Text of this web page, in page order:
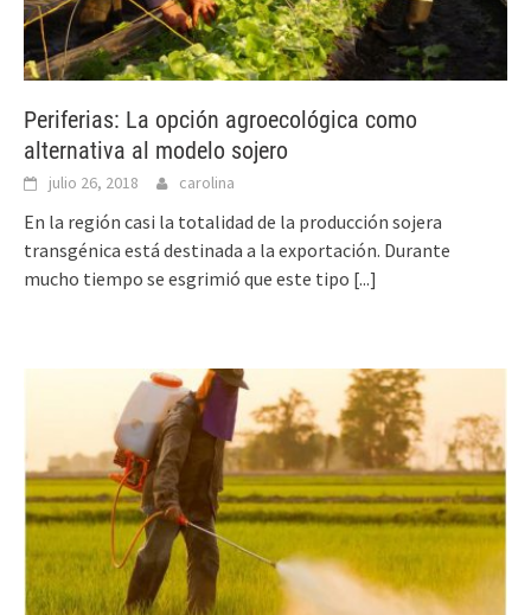
Periferias: La opción agroecológica como
alternativa al modelo sojero
julio 26, 2018 carolina
En la región casi la totalidad de la producción sojera
transgénica está destinada a la exportación. Durante
mucho tiempo se esgrimió que este tipo [...]